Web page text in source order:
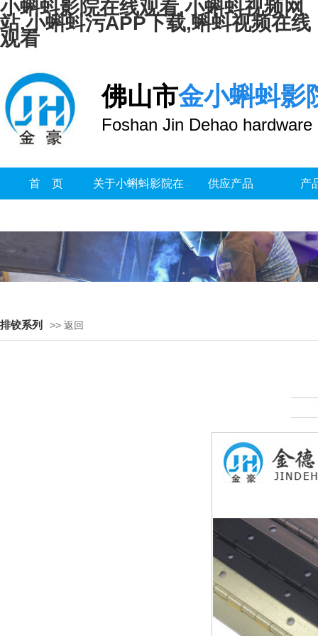
小蝌蚪影院在线观看,小蝌蚪视频网
站,小蝌蚪污APP下载,蝌蚪视频在线
观看
佛山市金小蝌蚪影
Foshan Jin Dehao hardware
首 页 关于小蝌蚪影院在 供应产品 产
排铰系列 >> 返回